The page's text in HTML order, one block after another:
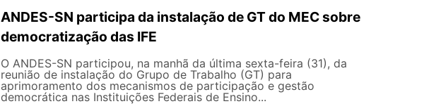
ANDES-SN participa da instalação de GT do MEC sobre
democratização das IFE
O ANDES-SN participou, na manhã da última sexta-feira (31), da
reunião de instalação do Grupo de Trabalho (GT) para
aprimoramento dos mecanismos de participação e gestão
democrática nas Instituições Federais de Ensino...